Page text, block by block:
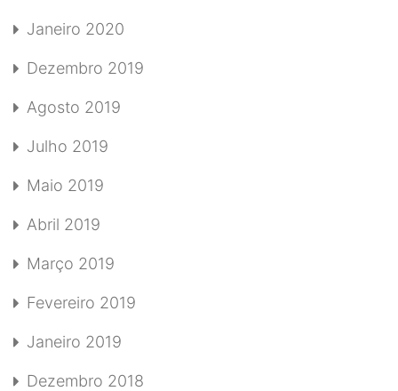
Janeiro 2020
Dezembro 2019
Agosto 2019
Julho 2019
Maio 2019
Abril 2019
Março 2019
Fevereiro 2019
Janeiro 2019
Dezembro 2018